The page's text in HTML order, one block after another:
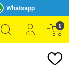
Whatsapp
0